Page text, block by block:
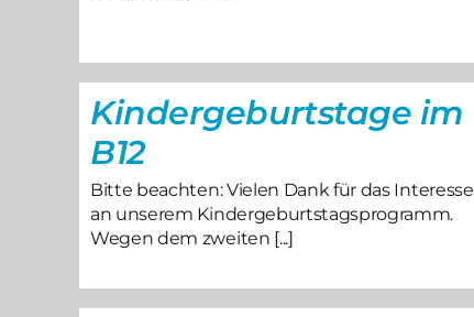
Kindergeburtstage im
B12
Bitte beachten: Vielen Dank für das Interesse
an unserem Kindergeburtstagsprogramm.
Wegen dem zweiten [...]